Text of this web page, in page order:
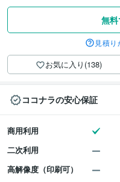
無
見積
お気に入り(138)
ココナラの安心保証
商用利用
二次利用
高解像度（印刷可）